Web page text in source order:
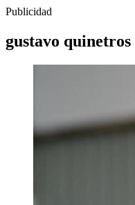
Publicidad
gustavo quinetros